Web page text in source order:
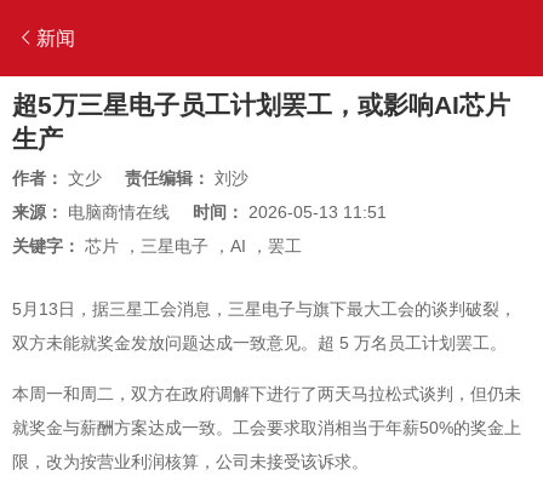
新闻
超5万三星电子员工计划罢工，或影响AI芯片
生产
作者： 文少 责任编辑： 刘沙
来源： 电脑商情在线 时间： 2026-05-13 11:51
关键字： 芯片 ， 三星电子 ， AI ， 罢工
5月13日，据三星工会消息，三星电子与旗下最大工会的谈判破裂，
双方未能就奖金发放问题达成一致意见。超 5 万名员工计划罢工。
本周一和周二，双方在政府调解下进行了两天马拉松式谈判，但仍未
就奖金与薪酬方案达成一致。工会要求取消相当于年薪50%的奖金上
限，改为按营业利润核算，公司未接受该诉求。